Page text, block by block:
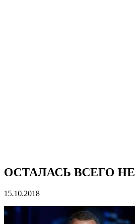
ОСТАЛАСЬ ВСЕГО
15.10.2018